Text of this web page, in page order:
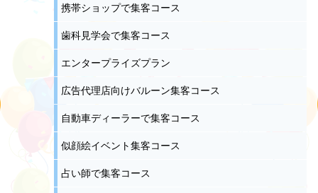
携帯ショップで集客コース
歯科見学会で集客コース
エンタープライズプラン
広告代理店向けバルーン集客コース
自動車ディーラーで集客コース
似顔絵イベント集客コース
占い師で集客コース